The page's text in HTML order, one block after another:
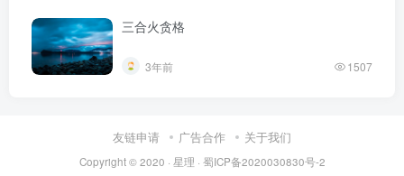
三合火贪格
3年前 1507
友链申请 广告合作 关于我们
Copyright © 2020 · 星理 · 蜀ICP备2020030830号-2